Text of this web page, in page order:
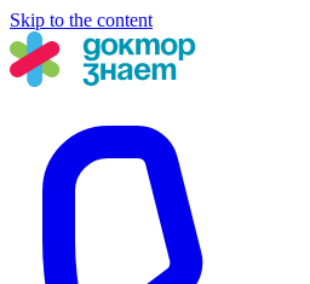
Skip to the content